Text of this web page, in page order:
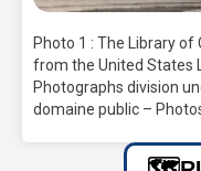
Photo 1 : The Library
from the United States
Photographs division
domaine public –